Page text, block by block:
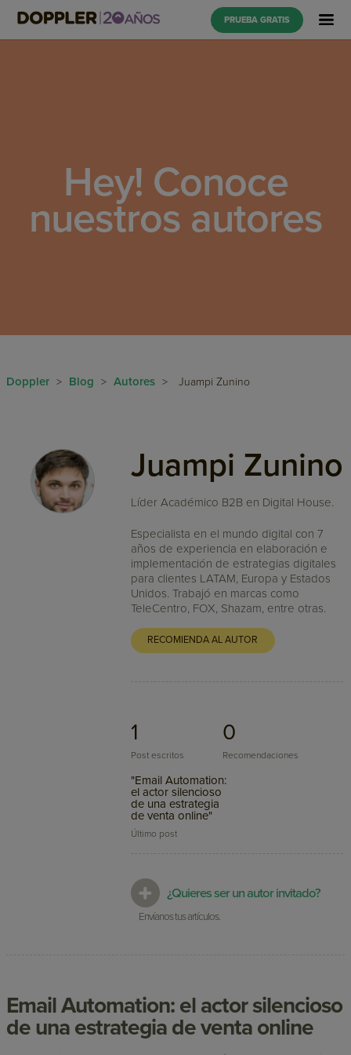
PRUEBA GRATIS
Hey! Conoce
nuestros autores
Doppler > Blog > Autores > Juampi Zunino
Juampi Zunino
Líder Académico B2B en Digital House.
Especialista en el mundo digital con 7
años de experiencia en elaboración e
implementación de estrategias digitales
para clientes LATAM, Europa y Estados
Unidos. Trabajó en marcas como
TeleCentro, FOX, Shazam, entre otras.
RECOMIENDA AL AUTOR
1
Post escritos
0
Recomendaciones
"Email Automation:
el actor silencioso
de una estrategia
de venta online"
Último post
¿Quieres ser un autor invitado?
Envíanos tus artículos.
Email Automation: el actor silencioso
de una estrategia de venta online